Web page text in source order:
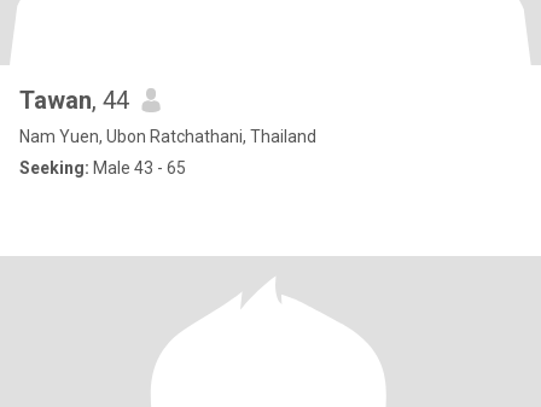
Tawan, 44
Nam Yuen, Ubon Ratchathani, Thailand
Seeking: Male 43 - 65